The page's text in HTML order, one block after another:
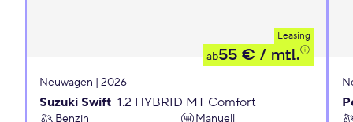
Leasing
ab55 € / mtl.
Neuwagen | 2026
Suzuki Swift 1.2 HYBRID MT Comfort
Benzin
Manuell